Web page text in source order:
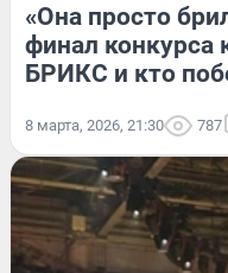
«Она просто
финал конкурса
БРИКС и кто
8 марта, 2026, 21:30 787